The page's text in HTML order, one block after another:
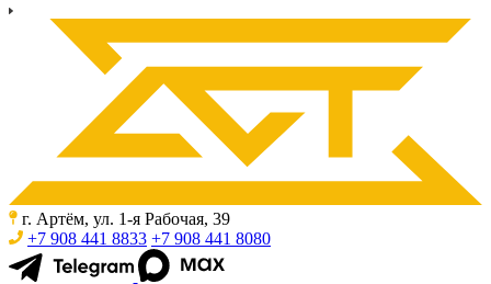
г. Артём, ул. 1-я Рабочая, 39
+7 908 441 8833 +7 908 441 8080